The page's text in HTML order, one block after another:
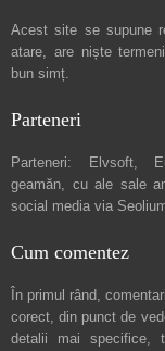
Acest site se supune
atare, are niște
bun simț.
Parteneri
Parteneri: Elvsoft,
geamăn, cu ale sale
social media via
Cum comentez
În primul rând,
corect, din punct de
detalii mai specifice,